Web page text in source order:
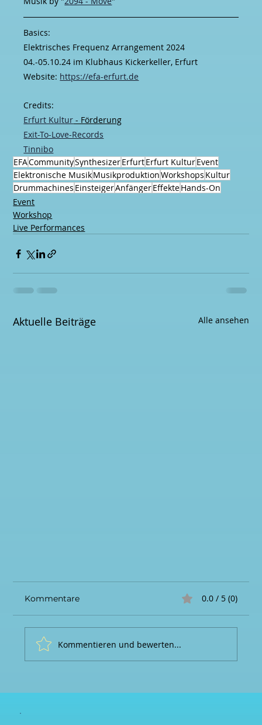
Basics:
Elektrisches Frequenz Arrangement 2024
04.-05.10.24 im Klubhaus Kickerkeller, Erfurt
Website: https://efa-erfurt.de
Credits:
Erfurt Kultur - Förderung
Exit-To-Love-Records
Tinnibo
EFACommunitySynthesizerErfurtErfurt KulturEvent
Elektronische MusikMusikproduktionWorkshops Kultur
Drummachines EinsteigerAnfängerEffekteHands-On
Event
Workshop
Live Performances
Aktuelle Beiträge Alle ansehen
Kommentare 0.0 / 5 (0)
Kommentieren und bewerten...